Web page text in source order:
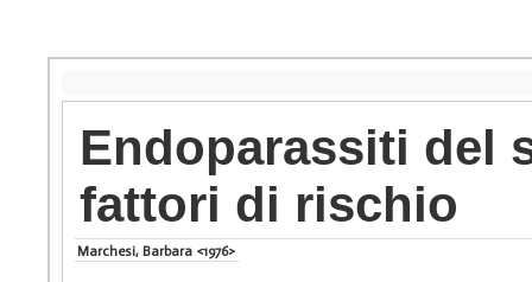
Endoparassiti del
fattori di rischio
Marchesi, Barbara <1976>